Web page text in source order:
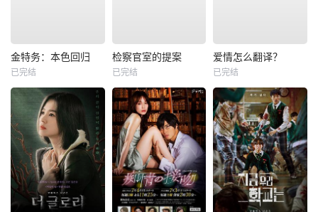
金特务：本色回归
已完结
检察官室的提案
已完结
爱情怎么翻译？
已完结